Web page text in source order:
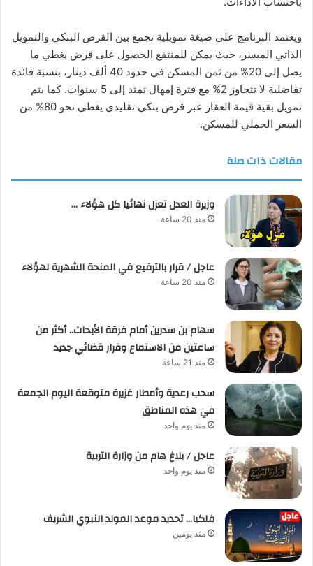
ويعتمد البرنامج على صيغة تمويلية تجمع بين القرض البنكي والتمويل
الذاتي الميسر، حيث يمكن للمنتفع الحصول على قرض يغطي ما
يصل إلى 20% من ثمن المسكن في حدود 40 ألف دينار، بنسبة فائدة
تفاضلية لا تتجاوز 2% مع فترة إمهال تمتد إلى 5 سنوات. كما يتم
تمويل بقية قيمة العقار عبر قرض بنكي تقليدي يغطي نحو 80% من
السعر الجملي للمسكن.
مقالات ذات صلة
وزيرة العدل تعزل نهائيا كل هؤلاء …
منذ 20 ساعة
عاجل / قرار بالترفيع في المنحة الشهرية لهؤلاء
منذ 20 ساعة
سهام بن سدرين أمام فرقة الأبحاث.. أكثر من
ساعتين من الاستماع وقرار قضائي جديد
منذ 21 ساعة
سحب رعدية وأمطار غزيرة متوقعة اليوم الجمعة
في هذه المناطق
منذ يوم واحد
عاجل / بلاغ هام من وزارة التربية
منذ يوم واحد
فلكيا… تحديد موعد المولد النبوي الشريف
منذ يومين